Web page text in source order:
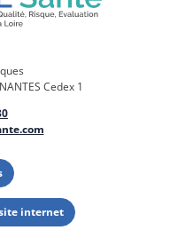
Cedex 1
internet